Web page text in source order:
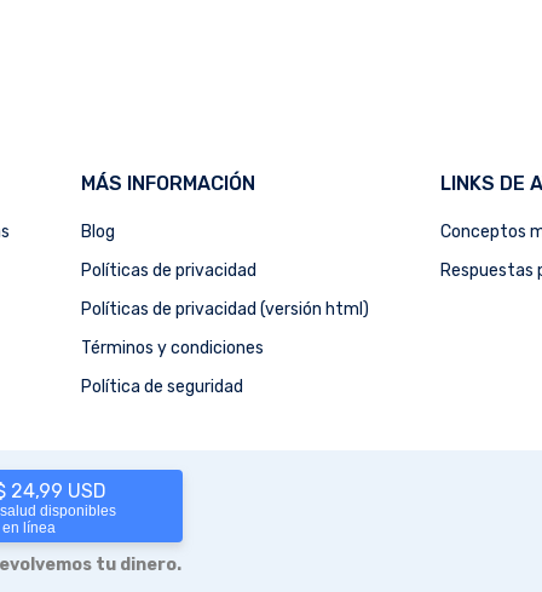
24,99 USD
disponibles
línea
tu dinero.
MÁS INFORMACIÓN
Blog
Políticas de privacidad
Políticas de privacidad (versión html)
Términos y condiciones
Política de seguridad
LINKS DE
Conceptos
Respuestas